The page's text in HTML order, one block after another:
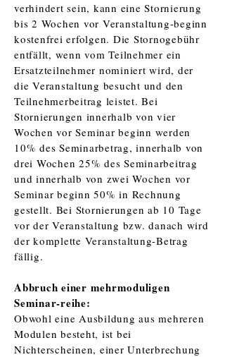
verhindert sein, kann eine Stornierung
bis 2 Wochen vor Veranstaltung-beginn
kostenfrei erfolgen. Die Stornogebühr
entfällt, wenn vom Teilnehmer ein
Ersatzteilnehmer nominiert wird, der
die Veranstaltung besucht und den
Teilnehmerbeitrag leistet. Bei
Stornierungen innerhalb von vier
Wochen vor Seminar beginn werden
10% des Seminarbetrag, innerhalb von
drei Wochen 25% des Seminarbeitrag
und innerhalb von zwei Wochen vor
Seminar beginn 50% in Rechnung
gestellt. Bei Stornierungen ab 10 Tage
vor der Veranstaltung bzw. danach wird
der komplette Veranstaltung-Betrag
fällig.
Abbruch einer mehrmoduligen
Seminar-reihe:
Obwohl eine Ausbildung aus mehreren
Modulen besteht, ist bei
Nichterscheinen, einer Unterbrechung